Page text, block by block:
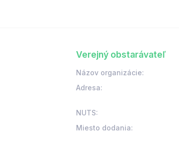
Verejný obstarávateľ
Názov organizácie:
Adresa:
NUTS:
Miesto dodania: